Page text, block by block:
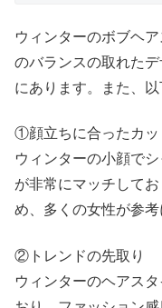
ウィンターのボブヘ
のバランスの取れた
にあります。また、
①顔立ちに合ったカッ
ウィンターの小顔で
が非常にマッチして
め、多くの女性が参考
②トレンドの先取り
ウィンターのヘアス